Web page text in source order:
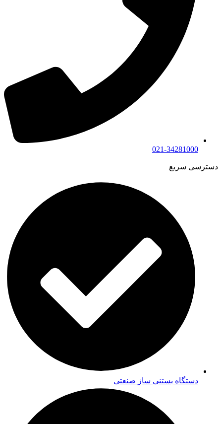
021-34281000
دسترسی سریع
دستگاه بستنی ساز صنعتی